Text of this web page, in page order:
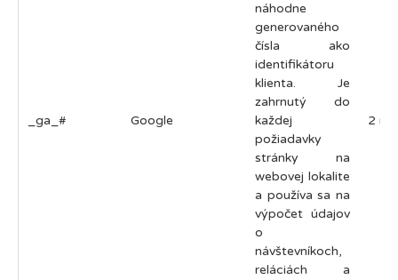
_ga_# Google
náhodne
generovaného
čísla ako
identifikátoru
klienta. Je
zahrnutý do
každej
požiadavky
stránky na
webovej lokalite
a používa sa na
výpočet údajov
o
návštevníkoch,
reláciách a
2